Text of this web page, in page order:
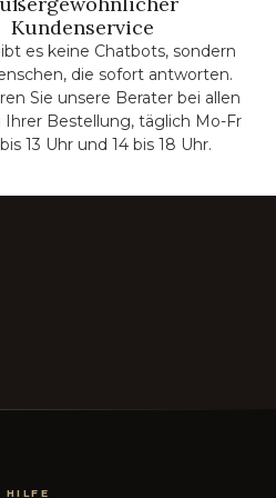
Kundenservice
es keine Chatbots, sondern
die sofort antworten.
Sie unsere Berater bei allen
Ihrer Bestellung, täglich Mo-Fr
13 Uhr und 14 bis 18 Uhr.
HILFE